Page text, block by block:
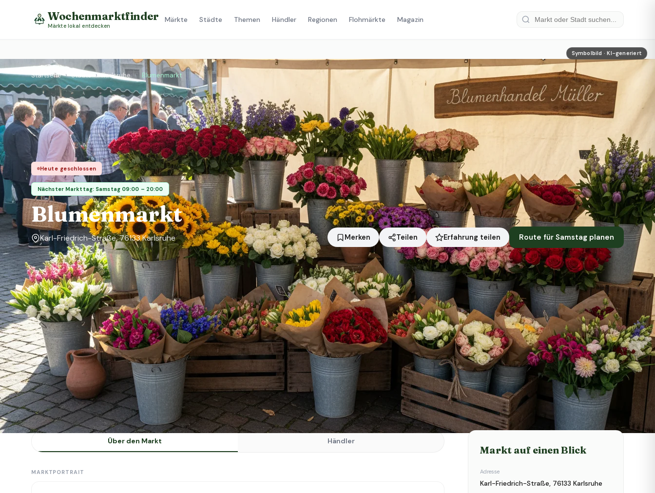
Wochenmarktfinder
Märkte lokal entdecken
Märkte Städte Themen Händler Regionen Flohmärkte Magazin
Symbolbild · KI-generiert
Startseite › Städte › Karlsruhe › Blumenmarkt
Heute geschlossen
Nächster Markttag: Samstag 09:00 – 20:00
Blumenmarkt
Karl-Friedrich-Straße, 76133 Karlsruhe Merken Teilen Erfahrung teilen Route für Samstag planen
Symbolbild · KI-generiert
Markttage
Montag, Dienstag, Mittwoch, Donnerstag, Freitag,
Samstag
Standort
Karlsruhe
Status heute
Heute geschlossen
Über den Markt Händler
MARKTPORTRAIT
Markt auf einen Blick
Adresse
Karl-Friedrich-Straße, 76133 Karlsruhe